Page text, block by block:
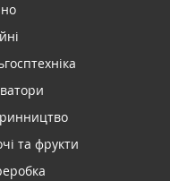
та фрукти